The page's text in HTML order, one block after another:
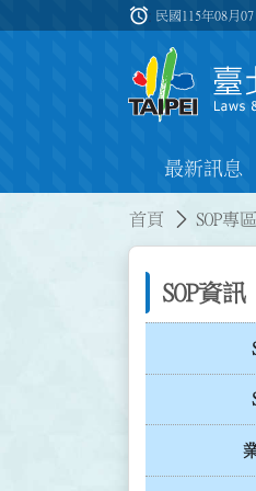
:::
alarm 民國115年08月
最新訊息
首頁 SOP專區
SOP資訊